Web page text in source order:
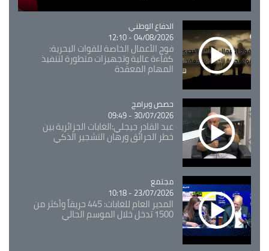
Catégorie
الدفاع الوطني
04/08/2026 - 12:10
فوج الأعمال الخاصة للقوات البحرية:
كفاءة عالية وتجهيزات متطورة لتنفيذ
المهام المعقدة
Catégorie
حصص وبرامج
30/07/2026 - 09:49
عبد القادر جيجلي:الغابات الجزائرية بين
خطر الحرائق ورهان التشجير الذكي
Catégorie
مجتمع
23/07/2026 - 10:18
المدير العام للغابات: 445 حريقاً وأكثر من
1500 تدخل خلال الموسم الحالي